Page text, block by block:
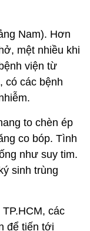
Nam). Hơn
mệt nhiều khi
viện từ
có các bệnh
to chèn ép
co bóp. Tình
như suy tim.
sinh trùng
các
để tiến tới